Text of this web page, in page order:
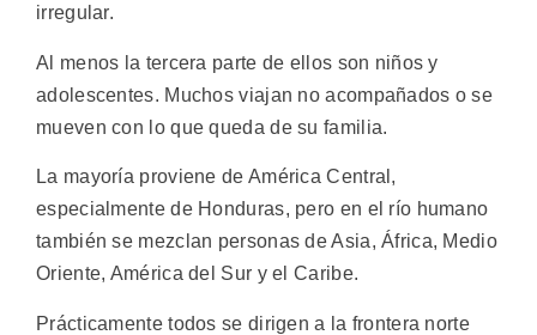
irregular.
Al menos la tercera parte de ellos son niños y
adolescentes. Muchos viajan no acompañados o se
mueven con lo que queda de su familia.
La mayoría proviene de América Central,
especialmente de Honduras, pero en el río humano
también se mezclan personas de Asia, África, Medio
Oriente, América del Sur y el Caribe.
Prácticamente todos se dirigen a la frontera norte